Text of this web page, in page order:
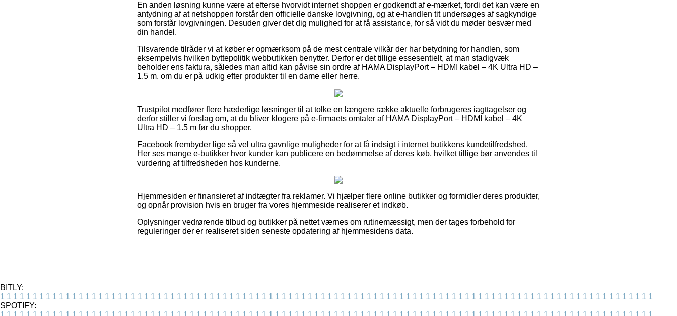
En anden løsning kunne være at efterse hvorvidt internet shoppen er godkendt af e-mærket, fordi det kan være en
antydning af at netshoppen forstår den officielle danske lovgivning, og at e-handlen tit undersøges af sagkyndige
som forstår lovgivningen. Desuden giver det dig mulighed for at få assistance, for så vidt du møder besvær med
din handel.
Tilsvarende tilråder vi at køber er opmærksom på de mest centrale vilkår der har betydning for handlen, som
eksempelvis hvilken byttepolitik webbutikken benytter. Derfor er det tillige essesentielt, at man stadigvæk
beholder ens faktura, således man altid kan påvise sin ordre af HAMA DisplayPort – HDMI kabel – 4K Ultra HD –
1.5 m, om du er på udkig efter produkter til en dame eller herre.
Trustpilot medfører flere hæderlige løsninger til at tolke en længere række aktuelle forbrugeres iagttagelser og
derfor stiller vi forslag om, at du bliver klogere på e-firmaets omtaler af HAMA DisplayPort – HDMI kabel – 4K
Ultra HD – 1.5 m før du shopper.
Facebook frembyder lige så vel ultra gavnlige muligheder for at få indsigt i internet butikkens kundetilfredshed.
Her ses mange e-butikker hvor kunder kan publicere en bedømmelse af deres køb, hvilket tillige bør anvendes til
vurdering af tilfredsheden hos kunderne.
Hjemmesiden er finansieret af indtægter fra reklamer. Vi hjælper flere online butikker og formidler deres produkter,
og opnår provision hvis en bruger fra vores hjemmeside realiserer et indkøb.
Oplysninger vedrørende tilbud og butikker på nettet værnes om rutinemæssigt, men der tages forbehold for
reguleringer der er realiseret siden seneste opdatering af hjemmesidens data.
BITLY:
1 1 1 1 1 1 1 1 1 1 1 1 1 1 1 1 1 1 1 1 1 1 1 1 1 1 1 1 1 1 1 1 1 1 1 1 1 1 1 1 1 1 1 1 1 1 1 1 1 1 1 1 1 1 1 1 1 1 1 1 1 1 1 1 1 1 1 1 1 1 1 1 1 1 1 1 1 1 1 1 1 1 1 1 1 1 1 1 1 1 1 1 1 1 1 1 1 1 1 1
SPOTIFY: